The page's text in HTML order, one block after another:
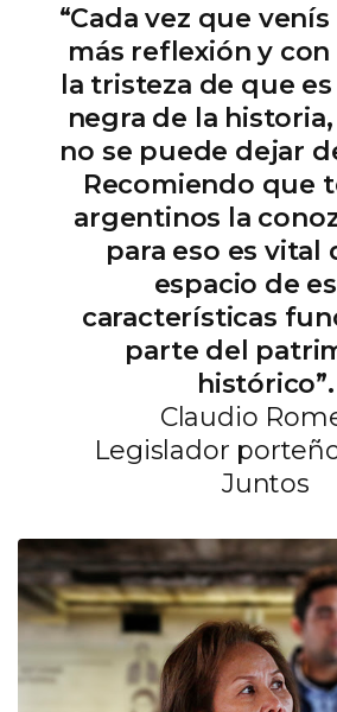
“Cada vez que
más reflexión y
la tristeza de que
negra de la
no se puede dejar
Recomiendo que
argentinos la
para eso es vital
espacio de
características
parte del
histórico”.
Claudio
Legislador
Juntos